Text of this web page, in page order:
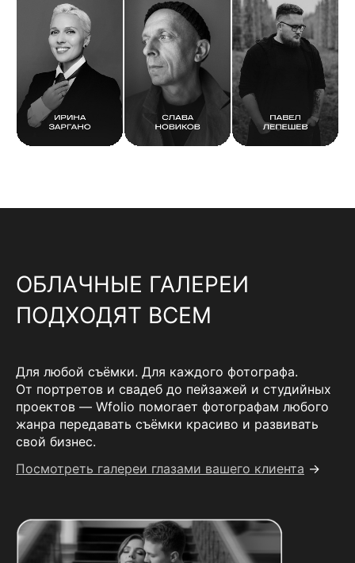
ОБЛАЧНЫЕ ГАЛЕРЕИ
ПОДХОДЯТ ВСЕМ
Для любой съёмки. Для каждого фотографа.
От портретов и свадеб до пейзажей и студийных
проектов — Wfolio помогает фотографам любого
жанра передавать съёмки красиво и развивать
свой бизнес.
Посмотреть галереи глазами вашего клиента →